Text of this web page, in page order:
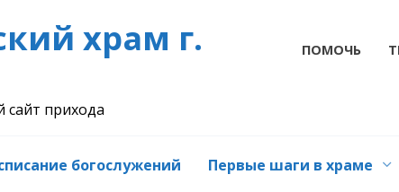
храм г.
прихода
ПОМОЧЬ
богослужений Первые шаги в храме